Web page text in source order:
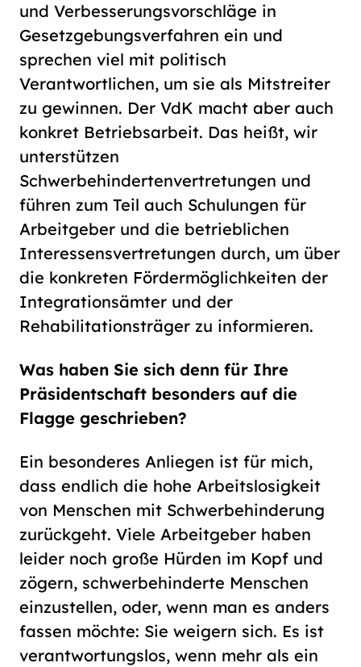
und Verbesserungsvorschläge in
Gesetzgebungsverfahren ein und
sprechen viel mit politisch
Verantwortlichen, um sie als Mitstreiter
zu gewinnen. Der VdK macht aber auch
konkret Betriebsarbeit. Das heißt, wir
unterstützen
Schwerbehindertenvertretungen und
führen zum Teil auch Schulungen für
Arbeitgeber und die betrieblichen
Interessensvertretungen durch, um über
die konkreten Fördermöglichkeiten der
Integrationsämter und der
Rehabilitationsträger zu informieren.
Was haben Sie sich denn für Ihre
Präsidentschaft besonders auf die
Flagge geschrieben?
Ein besonderes Anliegen ist für mich,
dass endlich die hohe Arbeitslosigkeit
von Menschen mit Schwerbehinderung
zurückgeht. Viele Arbeitgeber haben
leider noch große Hürden im Kopf und
zögern, schwerbehinderte Menschen
einzustellen, oder, wenn man es anders
fassen möchte: Sie weigern sich. Es ist
verantwortungslos, wenn mehr als ein